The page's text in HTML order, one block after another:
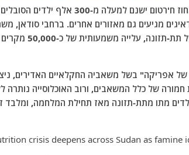
מגיעים גם מאזורים אחרים. ברחבי סודאן,
השנה, נרשמו
של אפריקה" בשל משאביה החקלאיים האדירים,
חמורה של כלל המשאבים, ורוב האוכלוסייה
סודאן מדווח כי כ-45,000 ילדים מתו מתת-תזונה מאז תחילת